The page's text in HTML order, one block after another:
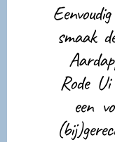
smaak
Rode
een